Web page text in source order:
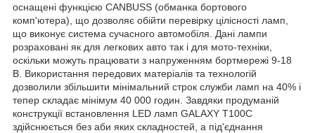
оснащені функцією CANBUSS (обманка бортового
комп'ютера), що дозволяє обійти перевірку цілісності ламп,
що виконує система сучасного автомобіля. Дані лампи
розраховані як для легкових авто так і для мото-техніки,
оскільки можуть працювати з напруженням бортмережі 9-18
В. Використання передових матеріалів та технологій
дозволили збільшити мінімальний строк служби ламп на 40% і
тепер складає мінімум 40 000 годин. Завдяки продуманій
конструкції встановлення LED ламп GALAXY T100C
здійснюється без аби яких складностей, а під'єднання